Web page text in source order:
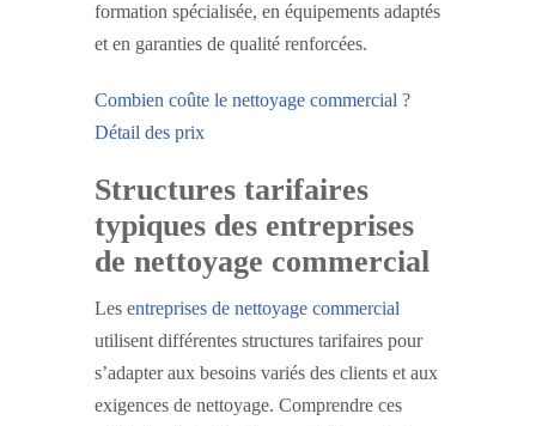
formation spécialisée, en équipements adaptés
et en garanties de qualité renforcées.
Combien coûte le nettoyage commercial ?
Détail des prix
Structures tarifaires
typiques des entreprises
de nettoyage commercial
Les entreprises de nettoyage commercial
utilisent différentes structures tarifaires pour
s’adapter aux besoins variés des clients et aux
exigences de nettoyage. Comprendre ces